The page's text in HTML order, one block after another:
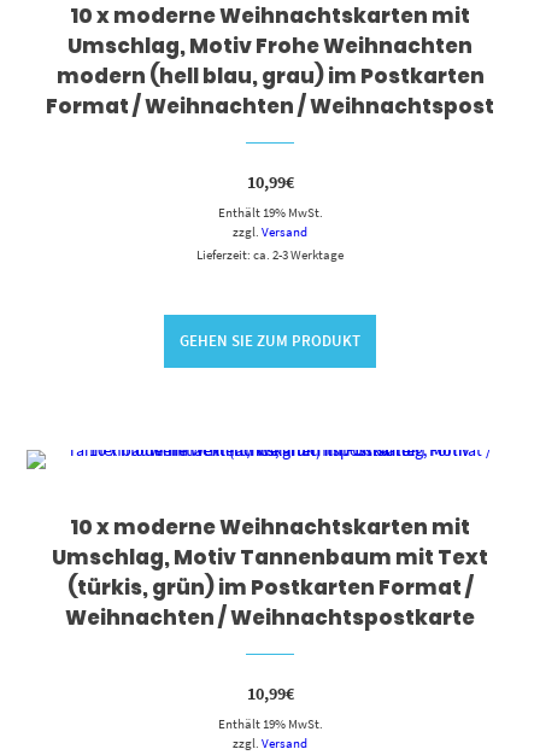
10 x moderne Weihnachtskarten mit
Umschlag, Motiv Frohe Weihnachten
modern (hell blau, grau) im Postkarten
Format / Weihnachten / Weihnachtspost
10,99€
Enthält 19% MwSt.
zzgl. Versand
Lieferzeit: ca. 2-3 Werktage
GEHEN SIE ZUM PRODUKT
10 x moderne Weihnachtskarten mit
Umschlag, Motiv Tannenbaum mit Text
(türkis, grün) im Postkarten Format /
Weihnachten / Weihnachtspostkarte
10,99€
Enthält 19% MwSt.
zzgl. Versand